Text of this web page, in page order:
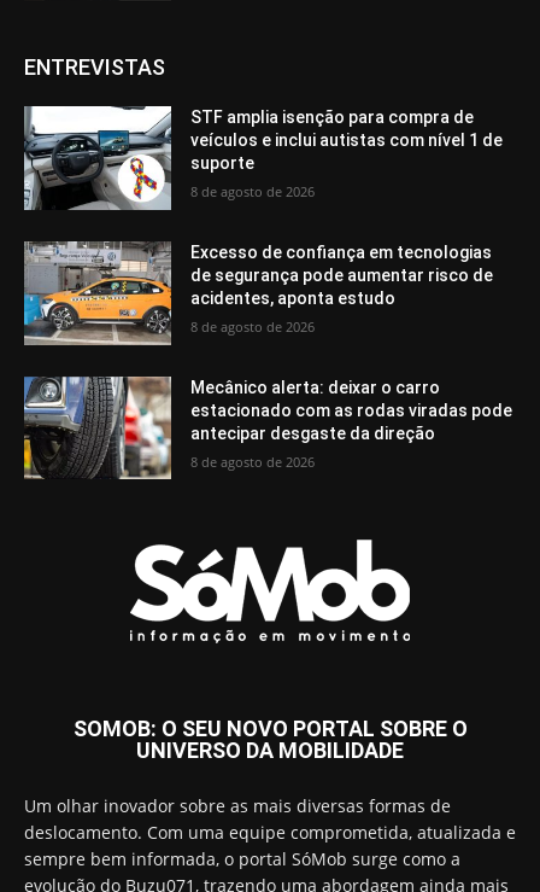
ENTREVISTAS
STF amplia isenção para compra de
veículos e inclui autistas com nível 1 de
suporte
8 de agosto de 2026
Excesso de confiança em tecnologias
de segurança pode aumentar risco de
acidentes, aponta estudo
8 de agosto de 2026
Mecânico alerta: deixar o carro
estacionado com as rodas viradas pode
antecipar desgaste da direção
8 de agosto de 2026
SOMOB: O SEU NOVO PORTAL SOBRE O
UNIVERSO DA MOBILIDADE
Um olhar inovador sobre as mais diversas formas de
deslocamento. Com uma equipe comprometida, atualizada e
sempre bem informada, o portal SóMob surge como a
evolução do Buzu071, trazendo uma abordagem ainda mais